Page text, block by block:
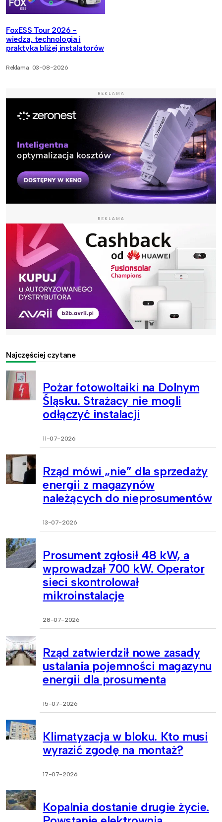
FoxESS Tour 2026 -
wiedza, technologia i
praktyka bliżej instalatorów
Reklama 03-08-2026
REKLAMA
REKLAMA
Najczęściej czytane
Pożar fotowoltaiki na Dolnym
Śląsku. Strażacy nie mogli
odłączyć instalacji
11-07-2026
Rząd mówi „nie” dla sprzedaży
energii z magazynów
należących do nieprosumentów
13-07-2026
Prosument zgłosił 48 kW, a
wprowadzał 700 kW. Operator
sieci skontrolował
mikroinstalacje
28-07-2026
Rząd zatwierdził nowe zasady
ustalania pojemności magazynu
energii dla prosumenta
15-07-2026
Klimatyzacja w bloku. Kto musi
wyrazić zgodę na montaż?
17-07-2026
Kopalnia dostanie drugie życie.